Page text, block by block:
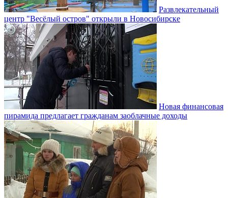
Развлекательный
центр "Весёлый остров" открыли в Новосибирске
Новая финансовая
пирамида предлагает гражданам заоблачные доходы